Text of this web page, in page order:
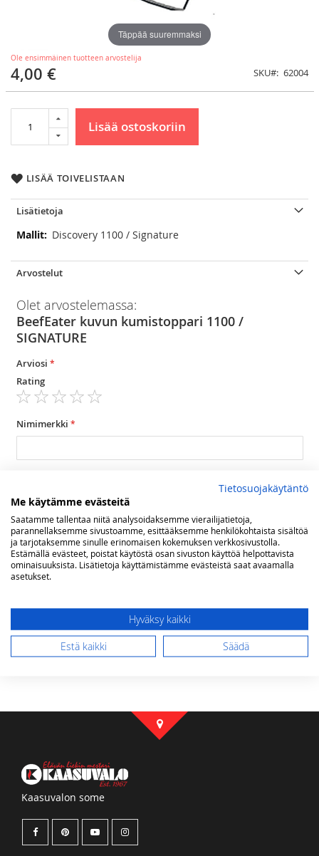
Ole ensimmäinen tuotteen arvostelija
4,00 € SKU 62004
Lisää ostoskoriin
LISÄÄ TOIVELISTAAN
Täppää suuremmaksi
Lisätietoja
LisätietojaDiscovery 1100 / Signature
Arvostelut
Olet arvostelemassa:
BeefEater kuvun kumistoppari 1100 /
SIGNATURE
Arviosi
Rating
star
stars
stars
stars
stars
Nimimerkki
Arvostelu
Lähetä arvostelu
Kaasuvalon some
Tietosuojakäytäntö
Me käytämme evästeitä
Saatamme tallentaa niitä analysoidaksemme vierailijatietoja,
parannellaksemme sivustoamme, esittääksemme henkilökohtaista sisältöä
ja tarjotaksemme sinulle erinomaisen kokemuksen verkkosivustolla.
Estämällä evästeet, poistat käytöstä osan sivuston käyttöä helpottavista
ominaisuuksista. Lisätietoja käyttämistämme evästeistä saat avaamalla
asetukset.
Hyväksy kaikki
Estä kaikki Säädä